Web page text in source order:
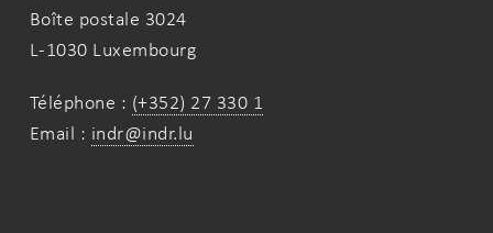
Boîte postale 3024
L-1030 Luxembourg
Téléphone : (+352) 27 330 1
Email : indr@indr.lu